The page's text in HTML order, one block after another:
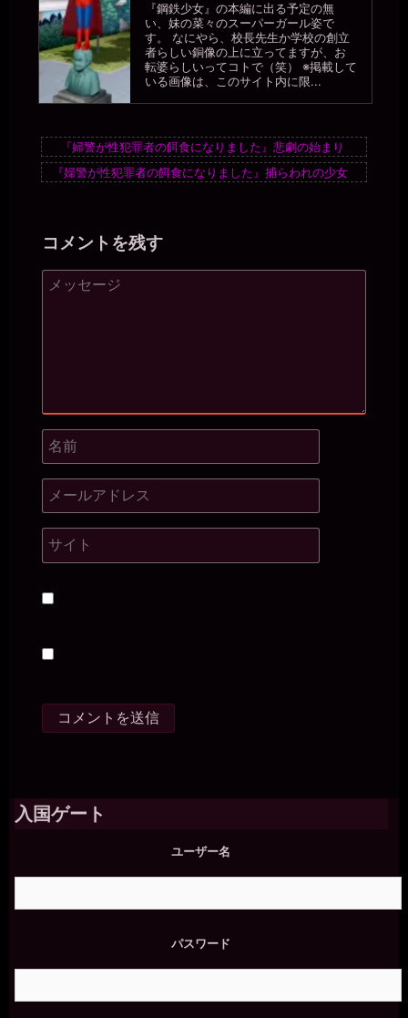
『鋼鉄少女』の本編に出る予定の無
い、妹の菜々のスーパーガール姿で
す。 なにやら、校長先生か学校の創立
者らしい銅像の上に立ってますが、お
転婆らしいってコトで（笑） ※掲載して
いる画像は、このサイト内に限...
『婦警が性犯罪者の餌食になりました』悲劇の始まり
『婦警が性犯罪者の餌食になりました』捕らわれの少女
コメントを残す
入国ゲート
ユーザー名
パスワード